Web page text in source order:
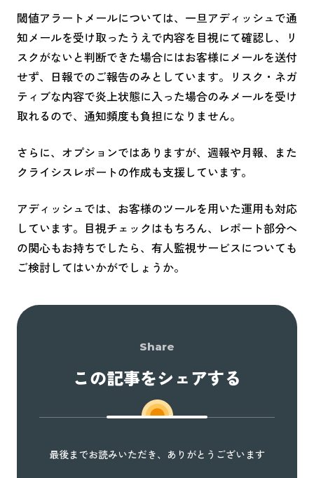
閾値アラートメールについては、一旦アディッシュで通
知メールを受け取ったうえで内容を目視にて確認し、リ
スクがないと判断できた場合にはお客様にメールを送付
せず、日報でのご報告のみとしています。リスク・ネガ
ティブな内容で炎上状態に入った場合のみメールを受け
取れるので、通知頻度も負担になりません。
さらに、オプションではありますが、週報や月報、また
クライシスレポートの作成も支援しています。
アディッシュでは、お客様のツールを用いた運用も対応
しています。目視チェックはもちろん、レポート部分へ
の関心もお持ちでしたら、有人監視サービスについても
ご検討してはいかがでしょうか。
Share
この記事をシェアする
最後までお読みいただき、ありがとうございます